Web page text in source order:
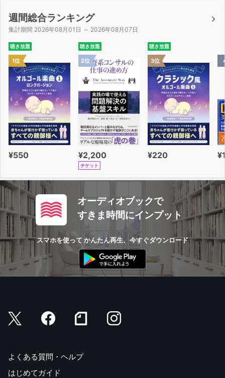
週間総合ランキング
集計期間 2026年08月01日 ～ 2026年08月07日
聴き放題
1位
¥550
聴き放題
2位
¥2,200
チケット
聴き放題
3位
¥220
オーディオブックで
すきま時間にインプット
スマホを使って かんたん再生、今すぐダウンロード
よくある質問・ヘルプ
はじめてガイド